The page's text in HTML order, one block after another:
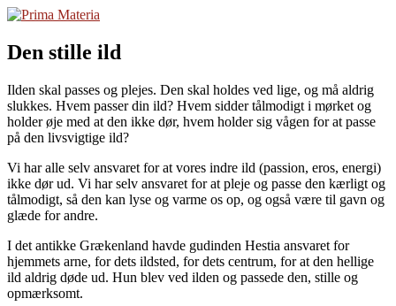
Den stille ild
Ilden skal passes og plejes. Den skal holdes ved lige, og må aldrig
slukkes. Hvem passer din ild? Hvem sidder tålmodigt i mørket og
holder øje med at den ikke dør, hvem holder sig vågen for at passe
på den livsvigtige ild?
Vi har alle selv ansvaret for at vores indre ild (passion, eros, energi)
ikke dør ud. Vi har selv ansvaret for at pleje og passe den kærligt og
tålmodigt, så den kan lyse og varme os op, og også være til gavn og
glæde for andre.
I det antikke Grækenland havde gudinden Hestia ansvaret for
hjemmets arne, for dets ildsted, for dets centrum, for at den hellige
ild aldrig døde ud. Hun blev ved ilden og passede den, stille og
opmærksomt.